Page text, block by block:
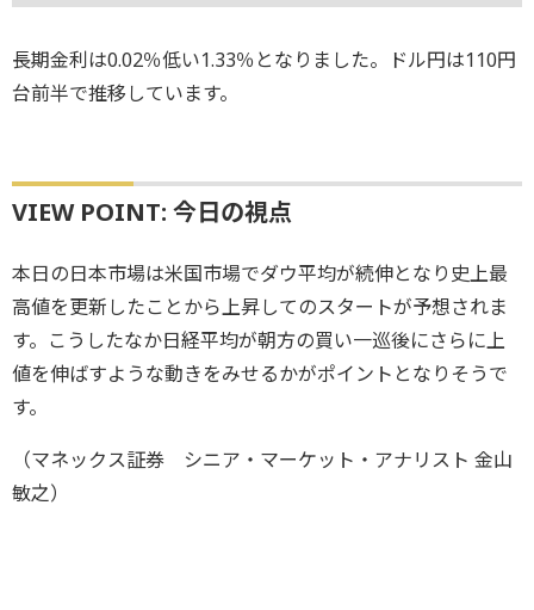
長期金利は0.02％低い1.33％となりました。ドル円は110円
台前半で推移しています。
VIEW POINT: 今日の視点
本日の日本市場は米国市場でダウ平均が続伸となり史上最
高値を更新したことから上昇してのスタートが予想されま
す。こうしたなか日経平均が朝方の買い一巡後にさらに上
値を伸ばすような動きをみせるかがポイントとなりそうで
す。
（マネックス証券 シニア・マーケット・アナリスト 金山
敏之）